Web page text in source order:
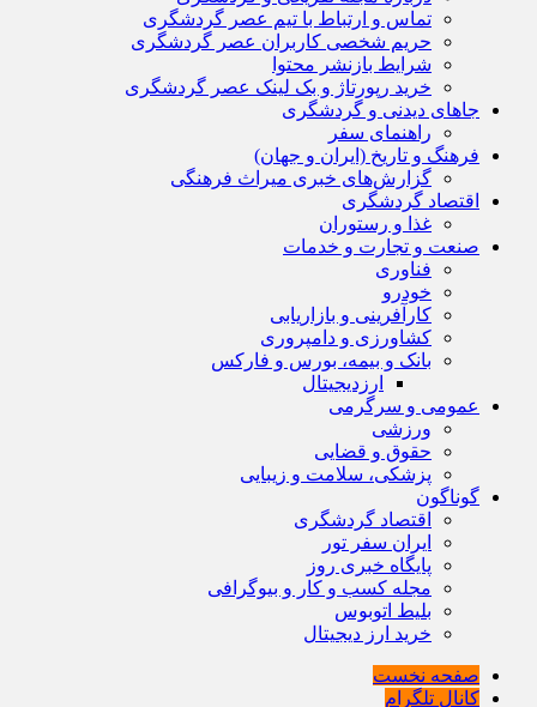
تماس و ارتباط با تیم عصر گردشگری
حریم شخصی کاربران عصر گردشگری
شرایط بازنشر محتوا
خرید رپورتاژ و بک لینک عصر گردشگری
جاهای دیدنی و گردشگری
راهنمای سفر
فرهنگ و تاریخ (ایران و جهان)
گزارش‌های خبری میراث فرهنگی
اقتصاد گردشگری
غذا و رستوران
صنعت و تجارت و خدمات
فناوری
خودرو
کارآفرینی و بازاریابی
کشاورزی و دامپروری
بانک و بیمه، بورس و فارکس
ارزدیجیتال
عمومی و سرگرمی
ورزشی
حقوق و قضایی
پزشکی، سلامت و زیبایی
گوناگون
اقتصاد گردشگری
ایران سفر تور
پایگاه خبری روز
مجله کسب و کار و بیوگرافی
بلیط اتوبوس
خرید ارز دیجیتال
صفحه نخست
کانال تلگرام